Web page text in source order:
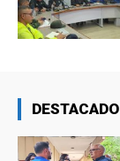
DESTACADO